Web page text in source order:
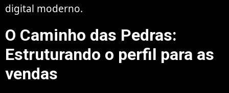
digital moderno.
O Caminho das Pedras:
Estruturando o perfil para as
vendas